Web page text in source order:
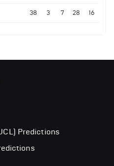
38 3 7 28 16
Predictions